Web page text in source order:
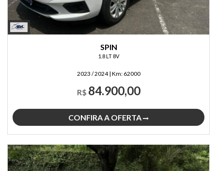
SPIN
1.8 LT 8V
2023 / 2024| Km: 62000
R$ 84.900,00
CONFIRA A OFERTA